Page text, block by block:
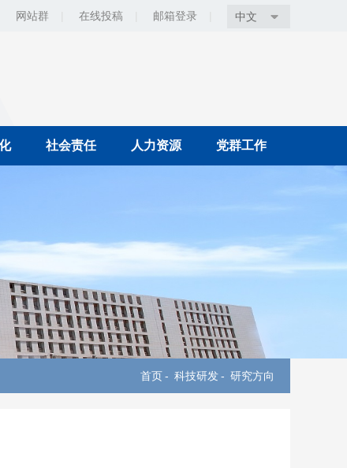
网站群 在线投稿 邮箱登录 中文
社会责任 人力资源 党群工作
首页- 科技研发- 研究方向